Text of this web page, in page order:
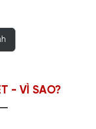
- VÌ SAO?